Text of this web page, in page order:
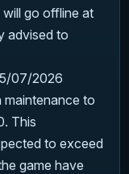
will go offline at
advised to
07/2026
maintenance to
This
to exceed
game have